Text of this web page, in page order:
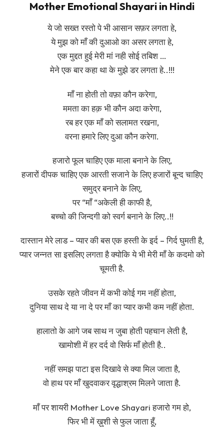
Mother Emotional Shayari in Hindi
ये जो सख्त रस्तो पे भी आसान सफ़र लगता हे,
ये मुझ को माँ की दुआओ का असर लगता हे,
एक मुद्दत हुई मेरी मां नही सोई तबिश …
मेने एक बार कहा था के मुझे डर लगता हे..!!!
माँ ना होती तो वफ़ा कौन करेगा,
ममता का हक़ भी कौन अदा करेगा,
रब हर एक माँ को सलामत रखना,
वरना हमारे लिए दुआ कौन करेगा.
हजारो फूल चाहिए एक माला बनाने के लिए,
हजारों दीपक चाहिए एक आरती सजाने के लिए हजारों बून्द चाहिए
समुद्र बनाने के लिए,
पर “माँ “अकेली ही काफी है,
बच्चो की जिन्दगी को स्वर्ग बनाने के लिए..!!
दास्तान मेरे लाड – प्यार की बस एक हस्ती के इर्द – गिर्द घुमती है,
प्यार जन्नत सा इसलिए लगता है क्योकि ये भी मेरी माँ के कदमो को
चूमती है.
उसके रहते जीवन में कभी कोई गम नहीं होता,
दुनिया साथ दे या ना दे पर माँ का प्यार कभी कम नहीं होता.
हालातो के आगे जब साथ न जुबा होती पहचान लेती है,
खामोशी में हर दर्द वो सिर्फ माँ होती है..
नहीं समझ पाटा इस दिखावे से क्या मिल जाता है,
वो हाथ पर माँ खुदवाकर वृद्धाश्रम मिलने जाता है.
माँ पर शायरी Mother Love Shayari हजारो गम हो,
फिर भी में ख़ुशी से फुल जाता हूँ,